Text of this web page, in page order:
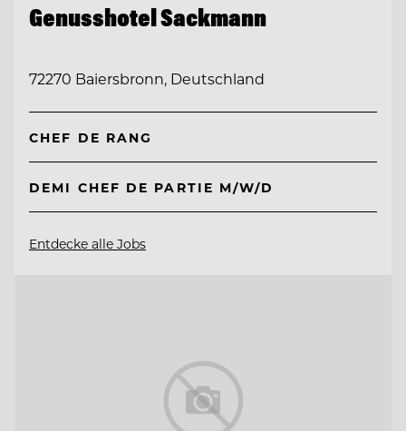
Genusshotel Sackmann
72270 Baiersbronn, Deutschland
CHEF DE RANG
DEMI CHEF DE PARTIE M/W/D
Entdecke alle Jobs